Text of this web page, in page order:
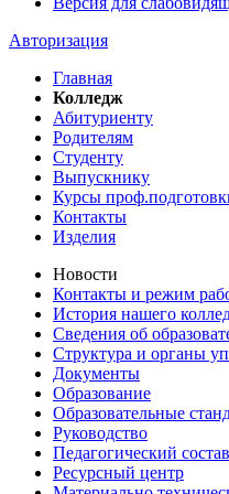
Авторизация
Главная
Колледж
Абитуриенту
Родителям
Студенту
Выпускнику
Курсы
Контакты
Изделия
Новости
Контакты и режим
История нашего
Сведения об
Структура и органы
Документы
Образование
Образовательные
Руководство
Педагогический состав
Ресурсный центр